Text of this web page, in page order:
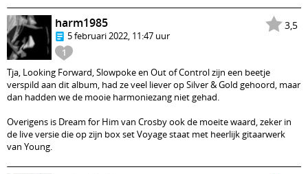
3,5
1
harm1985
5 februari 2022, 11:47 uur
Tja, Looking Forward, Slowpoke en Out of Control zijn een beetje
verspild aan dit album, had ze veel liever op Silver & Gold gehoord, maar
dan hadden we de mooie harmoniezang niet gehad.
Overigens is Dream for Him van Crosby ook de moeite waard, zeker in
de live versie die op zijn box set Voyage staat met heerlijk gitaarwerk
van Young.